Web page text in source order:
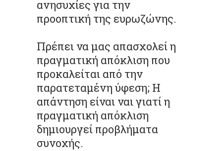
ανησυχίες για την
προοπτική της ευρωζώνης.
Πρέπει να μας απασχολεί η
πραγματική απόκλιση που
προκαλείται από την
παρατεταμένη ύφεση; Η
απάντηση είναι ναι γιατί η
πραγματική απόκλιση
δημιουργεί προβλήματα
συνοχής.